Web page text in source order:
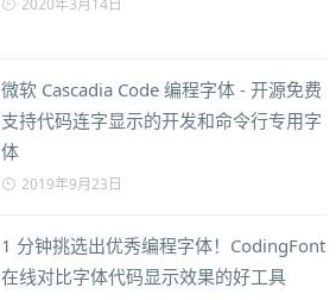
2020年3月14日
微软 Cascadia Code 编程字体 - 开源免费
支持代码连字显示的开发和命令行专用字
体
2019年9月23日
1 分钟挑选出优秀编程字体！CodingFont
在线对比字体代码显示效果的好工具